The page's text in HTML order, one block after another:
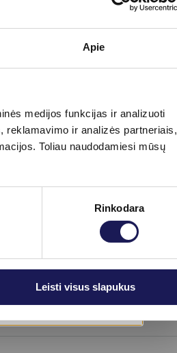
Apie
medijos funkcijas ir analizuoti
reklamavimo ir analizės partneriais,
Toliau naudodamiesi mūsų
Rinkodara
Leisti visus slapukus